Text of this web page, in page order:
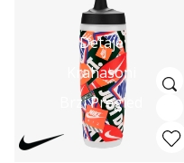
Detaje
Krahasoni
Brzi Pregled